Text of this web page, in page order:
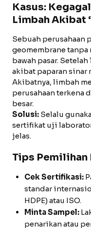
Kasus:
Limbah Akibat
Sebuah perusahaan
geomembrane tanpa
bawah pasar.
akibat paparan sinar
Akibatnya, limbah
perusahaan terkena
besar.
Solusi: Selalu
sertifikat uji
jelas.
Tips Pemilihan
Cek Sertifikasi:
standar
HDPE) atau ISO.
Minta Sampel:
penarikan atau